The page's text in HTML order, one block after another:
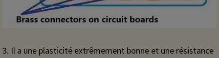
3. Il a une plasticité extrêmement bonne et une résistance